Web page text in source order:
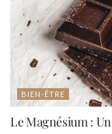
BIEN-ÊTRE
Le Magnésium :